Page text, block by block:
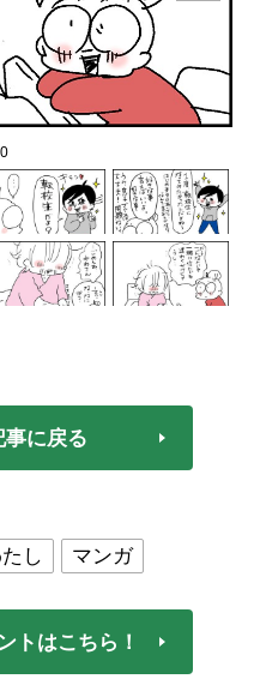
事に戻る
し マンガ
トはこちら！